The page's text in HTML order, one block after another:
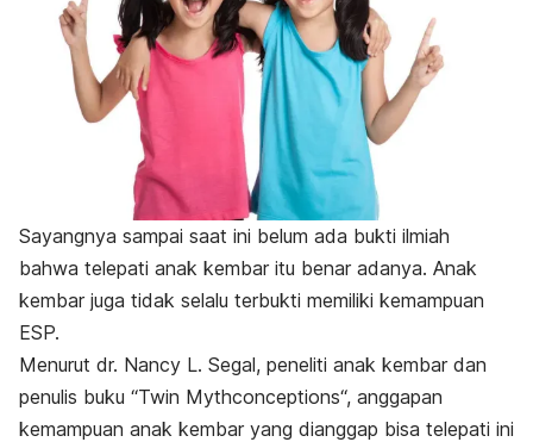
Sayangnya sampai saat ini belum ada bukti ilmiah
bahwa telepati anak kembar itu benar adanya. Anak
kembar juga tidak selalu terbukti memiliki kemampuan
ESP.
Menurut dr. Nancy L. Segal, peneliti anak kembar dan
penulis buku “Twin Mythconceptions“, anggapan
kemampuan anak kembar yang dianggap bisa telepati ini